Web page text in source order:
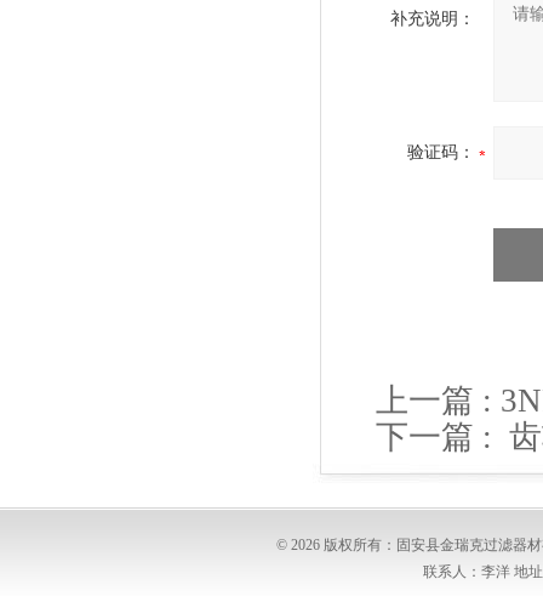
补充说明：
验证码：
上一篇 :
下一篇 :
© 2026 版权所有：固安县金瑞克过滤器
联系人：李洋 地